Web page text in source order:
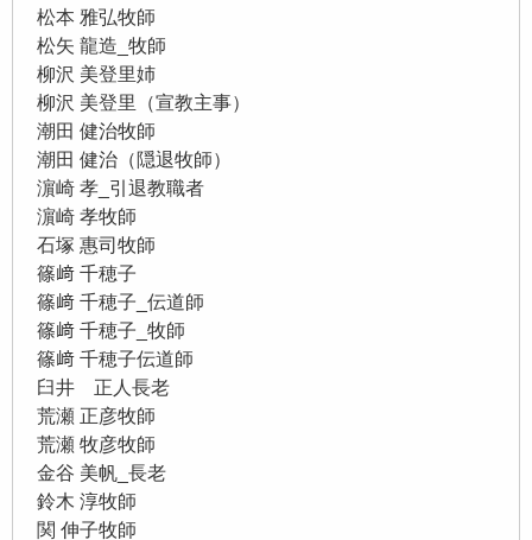
松本 雅弘牧師
松矢 龍造_牧師
柳沢 美登里姉
柳沢 美登里（宣教主事）
潮田 健治牧師
潮田 健治（隠退牧師）
濵崎 孝_引退教職者
濵崎 孝牧師
石塚 惠司牧師
篠﨑 千穂子
篠﨑 千穂子_伝道師
篠﨑 千穂子_牧師
篠﨑 千穂子伝道師
臼井 正人長老
荒瀬 正彦牧師
荒瀬 牧彦牧師
金谷 美帆_長老
鈴木 淳牧師
関 伸子牧師